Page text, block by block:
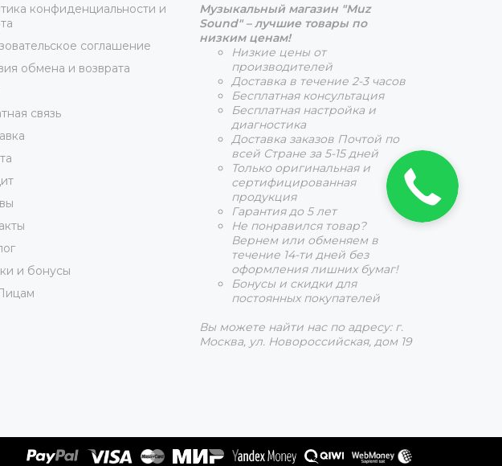
конфиденциальности и
соглашение
обмена и возврата
связь
и бонусы
Музыкальный магазин "Muz
Sound" – лучшие товары по
низким ценам!
Низкие цены от
производителей
Доставка в течение 2-3 часов
Бесплатная консультация
Бесплатная настройка и
диагностика
Доставка заказов Почтой по
всей Стране за 5-15 дней
Только оригинальная и
сертифицированная
продукция
Гарантия до 5 лет
Не понравился товар?
Вернем или обменяем в
течение 14-ти дней без
оформления лишних бумаг!
Бонусы и скидки для
постоянных покупателей
Вы можете найти нас по адресу: г.
Москва, ул. Новороссийская, дом 19
Заказать
звонок!